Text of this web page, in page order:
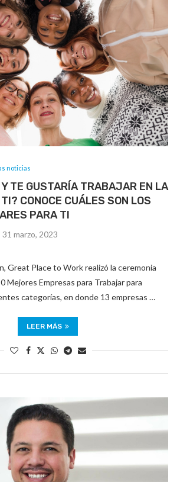
noticias
TE GUSTARÍA TRABAJAR EN LA
CONOCE CUÁLES SON LOS
PARA TI
31 marzo, 2023
Great Place to Work realizó la ceremonia
Mejores Empresas para Trabajar para
categorías, en donde 13 empresas …
LEER MÁS